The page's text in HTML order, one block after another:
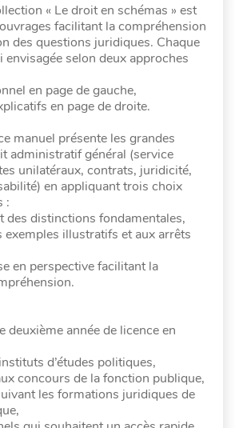
« Le droit en schémas » est
facilitant la compréhension
des questions juridiques. Chaque
selon deux approches
en page de gauche,
en page de droite.
manuel présente les grandes
administratif général (service
unilatéraux, contrats, juridicité,
en appliquant trois choix
:
des distinctions fondamentales,
exemples illustratifs et aux arrêts
en perspective facilitant la
deuxième année de licence en
d’études politiques,
concours de la fonction publique,
les formations juridiques de